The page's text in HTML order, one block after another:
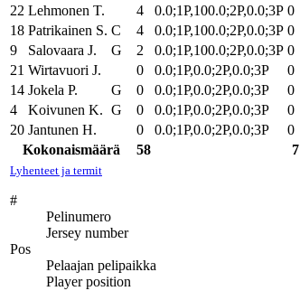
22 Lehmonen T. 4 0.0;1P,100.0;2P,0.0;3P 0
18 Patrikainen S. C 4 0.0;1P,100.0;2P,0.0;3P 0
9
Salovaara J. G 2 0.0;1P,100.0;2P,0.0;3P 0
21 Wirtavuori J. 0 0.0;1P,0.0;2P,0.0;3P 0
14 Jokela P. G 0 0.0;1P,0.0;2P,0.0;3P 0
4
Koivunen K. G 0 0.0;1P,0.0;2P,0.0;3P 0
20 Jantunen H. 0 0.0;1P,0.0;2P,0.0;3P 0
Kokonaismäärä
58 7
Lyhenteet ja termit
#
Pelinumero
Jersey number
Pos
Pelaajan pelipaikka
Player position